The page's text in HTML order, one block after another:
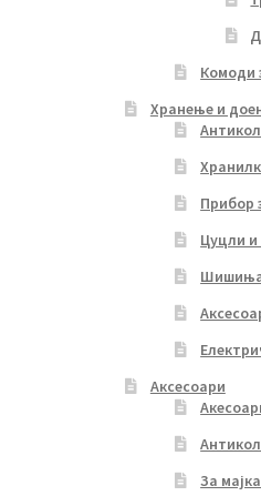
Комоди
Хранење и
Прибор
Цуцли и
Аксесоари
За